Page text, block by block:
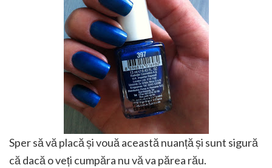
Sper să vă placă și vouă această nuanță și sunt sigură
că dacă o veți cumpăra nu vă va părea rău.